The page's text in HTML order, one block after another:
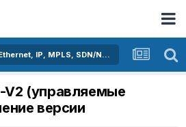
Активное оборудование Ethernet, IP, MPLS, SDN/NFV...
V2 (управляемые
версии